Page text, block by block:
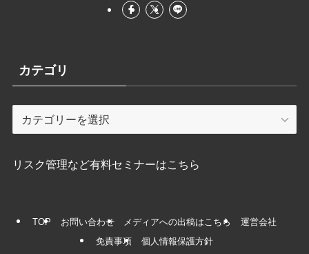
カテゴリ
テ
リ
リスク管理など有料セミナーはこちら
TOP お問い合わせ メディアへの出稿はこちら
運営会社
免責事項
個人情報保護方針